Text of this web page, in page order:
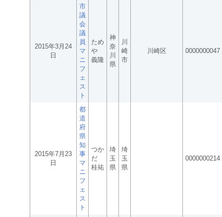
2015年3月24
日
市
議
会
議
員
マ
ニ
フ
ェ
ス
ト
ため
や
義隆
神
奈
川
県
川
崎
市
川崎区 0000000047
2015年7月23
日
都
道
府
県
知
事
マ
ニ
フ
ェ
ス
ト
つか
だ
桂祐
埼
玉
県
埼
玉
県
0000000214